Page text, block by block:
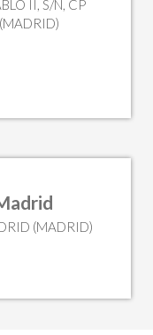
II, S/N, CP
(MADRID)